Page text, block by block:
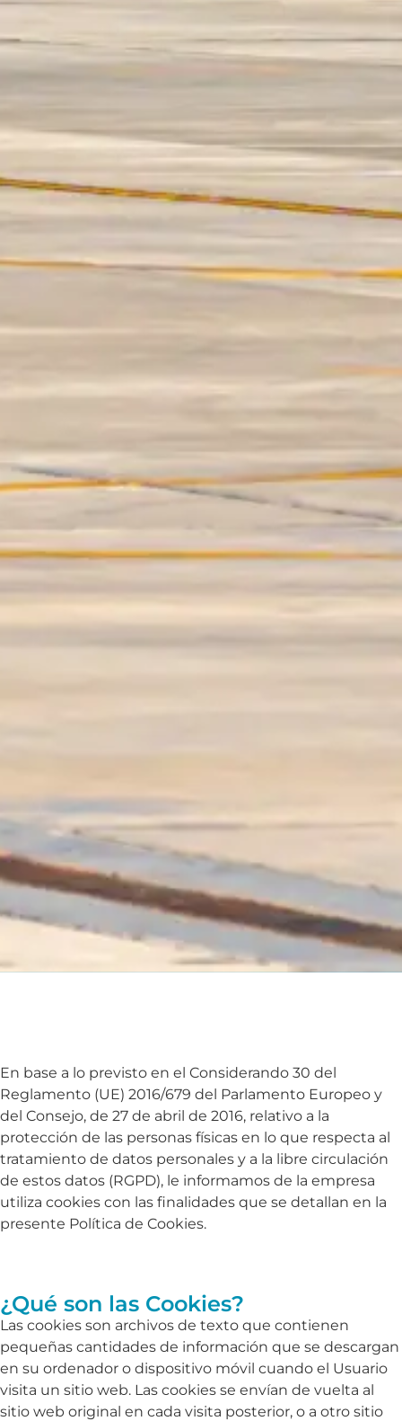
En base a lo previsto en el Considerando 30 del
Reglamento (UE) 2016/679 del Parlamento Europeo y
del Consejo, de 27 de abril de 2016, relativo a la
protección de las personas físicas en lo que respecta al
tratamiento de datos personales y a la libre circulación
de estos datos (RGPD), le informamos de la empresa
utiliza cookies con las finalidades que se detallan en la
presente Política de Cookies.
¿Qué son las Cookies?
Las cookies son archivos de texto que contienen
pequeñas cantidades de información que se descargan
en su ordenador o dispositivo móvil cuando el Usuario
visita un sitio web. Las cookies se envían de vuelta al
sitio web original en cada visita posterior, o a otro sitio